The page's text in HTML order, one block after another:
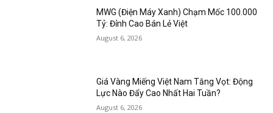
MWG (Điện Máy Xanh) Chạm Mốc 100.000
Tỷ: Đỉnh Cao Bán Lẻ Việt
August 6, 2026
Giá Vàng Miếng Việt Nam Tăng Vọt: Động
Lực Nào Đẩy Cao Nhất Hai Tuần?
August 6, 2026